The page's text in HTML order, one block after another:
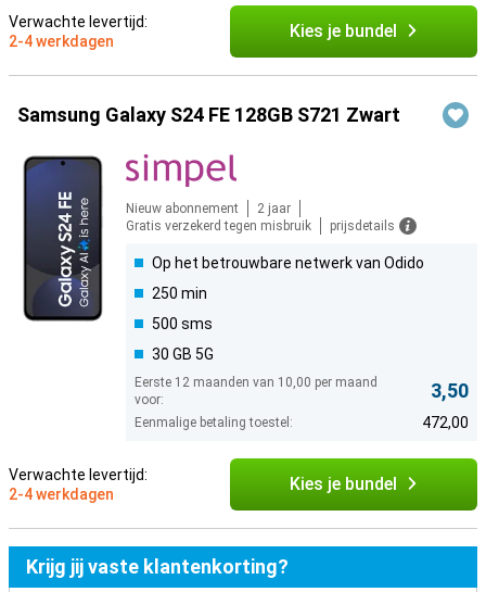
Verwachte levertijd:
2-4 werkdagen
Kies je bundel
Samsung Galaxy S24 FE 128GB S721 Zwart
Nieuw abonnement
2 jaar
Gratis verzekerd tegen misbruik
prijsdetails
Op het betrouwbare netwerk van Odido
250 min
500 sms
30 GB 5G
Eerste 12 maanden van 10,00 per maand
voor:
3,50
Eenmalige betaling toestel: 472,00
Verwachte levertijd:
2-4 werkdagen
Kies je bundel
Krijg jij vaste klantenkorting?